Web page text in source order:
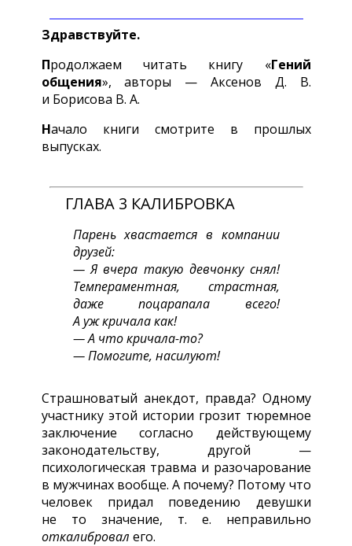
Здравствуйте.
Продолжаем читать книгу «Гений
общения», авторы — Аксенов Д. В.
и Борисова В. А.
Начало книги смотрите в прошлых
выпусках.
ГЛАВА 3 КАЛИБРОВКА
Парень хвастается в компании
друзей:
— Я вчера такую девчонку снял!
Темпераментная, страстная,
даже поцарапала всего!
А уж кричала как!
— А чтокричала-то?
— Помогите, насилуют!
Страшноватый анекдот, правда? Одному
участнику этой истории грозит тюремное
заключение согласно действующему
законодательству, другой —
психологическая травма и разочарование
в мужчинах вообще. А почему? Потому что
человек придал поведению девушки
не то значение, т. е. неправильно
откалибровал его.